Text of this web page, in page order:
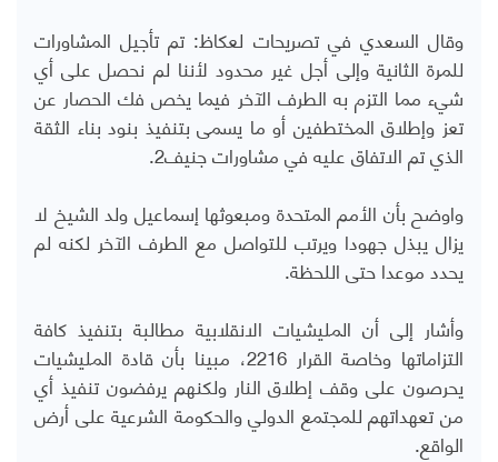
وقال السعدي في تصريحات لعكاظ: تم تأجيل المشاورات
للمرة الثانية وإلى أجل غير محدود لأننا لم نحصل على أي
شيء مما التزم به الطرف الآخر فيما يخص فك الحصار عن
تعز وإطلاق المختطفين أو ما يسمى بتنفيذ بنود بناء الثقة
الذي تم الاتفاق عليه في مشاورات جنيف2.
واوضح بأن الأمم المتحدة ومبعوثها إسماعيل ولد الشيخ لا
يزال يبذل جهودا ويرتب للتواصل مع الطرف الآخر لكنه لم
يحدد موعدا حتى اللحظة.
وأشار إلى أن المليشيات الانقلابية مطالبة بتنفيذ كافة
التزاماتها وخاصة القرار 2216، مبينا بأن قادة المليشيات
يحرصون على وقف إطلاق النار ولكنهم يرفضون تنفيذ أي
من تعهداتهم للمجتمع الدولي والحكومة الشرعية على أرض
الواقع.